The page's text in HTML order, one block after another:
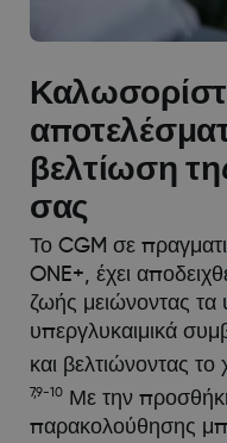
βελτίωση
σας
Το CGM σε
ONE+, έχει
ζωής μειώνοντας τα
υπεργλυκαιμικά
και βελτιώνοντας
7,9-10Με την
παρακολούθησης